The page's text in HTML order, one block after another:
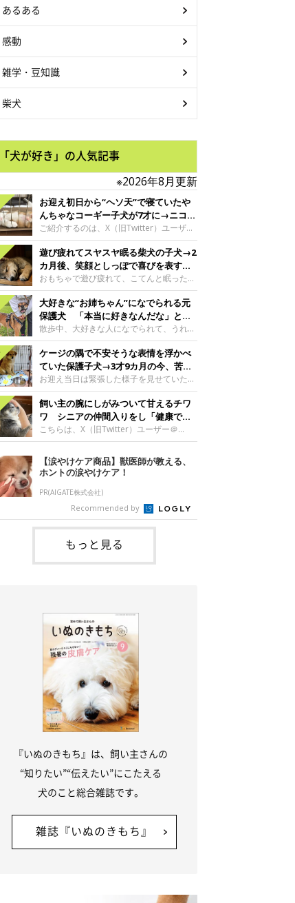
あるある
感動
雑学・豆知識
柴犬
「犬が好き」の人気記事
※2026年8月更新
お迎え初日から“ヘソ天”で寝ていたや
んちゃなコーギー子犬が7才に→ニコニ
コ“コーギースマイル”が魅力のコに成
長！
ご紹介するのは、X（旧Twitter）ユーザー
＠Kus1oKg2vsgdWS2さんの愛犬でウェル
シュ・コーギー・ペンブロークの神楽ちゃ
ん。今年の8月で7才になるという神楽ちゃ
んですが、いったいどんな子犬時代を過ご
したのでしょうか。今回は、神楽ちゃんの
成長を飼い主さんと振り返ります！神楽ち
ゃんの成長について聞いた！お迎えから数
日後の神楽ちゃん（撮影時生後2カ月）＠
Kus1oKg2vsgdWS2――お迎え当初の神楽
ちゃんの様子について教えてください。飼
い主さん： 「お迎え当日から“ヘソ天”で寝
るようなコでし
遊び疲れてスヤスヤ眠る柴犬の子犬→2
カ月後、笑顔としっぽで喜びを表すコ
に成長！
おもちゃで遊び疲れて、こてんと眠った子
犬。あれから2カ月、表情や行動にさまざ
まな変化が見られるようになりました。遊
び疲れて眠る生後2カ月のなっちゃん遊び
疲れた様子のなっちゃん。@Pkndg_紹介
するのは、X（旧Twitter）ユーザー
@Pkndg_さんの愛犬・なっちゃん（取材
時、生後4カ月／柴犬）。こちらの写真
は、なっちゃんが生後2カ月のころに撮影
された一枚です。この日、なっちゃんは家
族と一緒におもちゃで遊んでいました。た
くさん遊んで疲れたのか、その後は眠り始
めたそうです。眠るなっちゃん。
@Pkndg_
大好きな“お姉ちゃん”になでられる元
保護犬 「本当に好きなんだな」と感
じる表情にほっこり
散歩中、大好きな人になでられて、うれし
そうな表情を見せる元保護犬。甘えるよう
な姿に、見ているこちらまでほっこりしま
す。大好きな“お姉ちゃん”に甘える小次郎
くん妹さんになでてもらい、うれしそうな
表情を見せる小次郎くん（2026年6月撮
影）。@mika_Jimmy紹介するのは、X（旧
Twitter）ユーザー@mika_Jimmyさんの愛
犬・小次郎くん（撮影時5才）。こちら
は、飼い主さんの妹さんと一緒に散歩をし
日、飼い主さんは実家から自宅へ帰る途
中、妹さんと公園で待ち合わせ
ケージの隅で不安そうな表情を浮かべ
ていた保護子犬→3才9カ月の今、苦手
を克服し頼もしいコに成長！
お迎え当日は緊張した様子を見せていた元
野犬の保護子犬。あれから約3年半、苦手
だったことを一つひとつ克服し、家族に寄
り添う姿を見せています。お迎え当日、ケ
ージの隅で不安そうにお迎え当日のシルビ
アちゃん。@nemonemotos今回紹介する
のは、X（旧Twitter）ユーザー
@nemonemotosさんの愛犬・シルビアち
ゃん（撮影当時、生後推定2カ月）。飼い
主さんが「#最初に撮った一枚」として投
稿した写真には、ケージの隅で不安そうな
表情を浮かべるシルビアちゃんの姿が写っ
ていました。こちらは、保護犬だったシル
飼い主の腕にしがみついて甘えるチワ
ワ シニアの仲間入りをし「健康で穏
やかな暮らしが続いてほしい」と願う
こちらは、X（旧Twitter）ユーザー＠
kotubusuke617さんが投稿した写真。写
っているのは、愛犬でチワワのつぶしゃん
（本名：こつぶちゃん）です。飼い主さん
の腕にしがみつくつぶしゃん（撮影時6
才）＠kotubusuke617撮影当時の状況に
ついて伺うと、飼い主さんはこう教えてく
れました。飼い主さん： 「ある休日のこ
とです。私がソファに座った途端にひざの
上にのってきたので、そのままなでながら
テレビを見ていたのですが、微動だにしな
いので気になって見てみると、腕にしがみ
【涙やけケア商品】獣医師が教える、
ホントの涙やけケア！
PR(AIGATE株式会社)
Recommended by
もっと見る
『いぬのきもち』は、飼い主さんの
“知りたい”“伝えたい”にこたえる
犬のこと総合雑誌です。
雑誌『いぬのきもち』